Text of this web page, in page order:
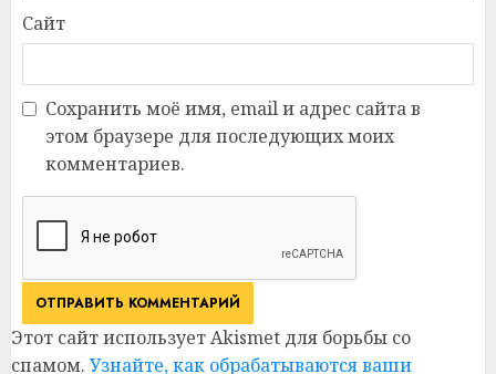
Сайт
Сохранить моё имя, email и адрес сайта в
этом браузере для последующих моих
комментариев.
Этот сайт использует Akismet для борьбы со
спамом. Узнайте, как обрабатываются ваши